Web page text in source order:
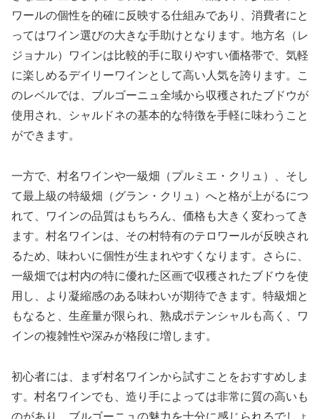
ワールの個性を的確に反映する仕組みであり、消費者にと
ってはワイン選びの大きな手助けとなります。地方名（レ
ジョナル）ワインは比較的手に取りやすい価格帯で、気軽
に楽しめるデイリーワインとして高い人気を誇ります。こ
のレベルでは、ブルゴーニュ全域から収穫されたブドウが
使用され、シャルドネの基本的な特徴を手軽に味わうこと
ができます。
一方で、村名ワインや一級畑（プルミエ・クリュ）、そし
て最上級の特級畑（グラン・クリュ）へと格が上がるにつ
れて、ワインの品質はもちろん、価格も大きく変わってき
ます。村名ワインは、その村特有のテロワールが反映され
るため、味わいに個性が生まれやすくなります。さらに、
一級畑では村内の特に優れた区画で収穫されたブドウを使
用し、より凝縮感のある味わいが期待できます。特級畑と
もなると、生産量が限られ、熟成ポテンシャルも高く、ワ
インの複雑性や深みが格段に増します。
初心者には、まず村名ワインから試すことをおすすめしま
す。村名ワインでも、造り手によっては非常に質の高いも
のがあり、ブルゴーニュの魅力を十分に感じられるでしょ